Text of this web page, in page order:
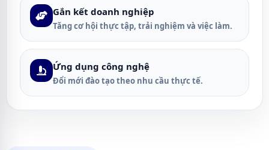
Gắn kết doanh nghiệp
Tăng cơ hội thực tập, trải nghiệm và việc làm.
Ứng dụng công nghệ
Đổi mới đào tạo theo nhu cầu thực tế.